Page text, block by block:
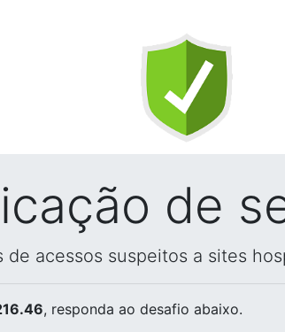
de
acessos suspeitos a sites
, responda ao desafio abaixo.